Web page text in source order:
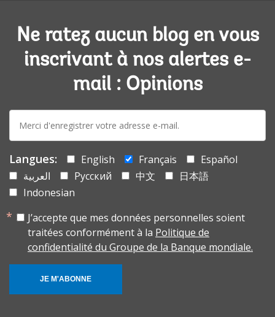
Ne ratez aucun blog en vous
inscrivant à nos alertes e-
mail : Opinions
mail:
Langues: English Français
Español
العربية
Русский 中文
日本語
Indonesian
J’accepte que mes données personnelles soient
traitées conformément à la Politique de
confidentialité du Groupe de la Banque mondiale.
JE M'ABONNE